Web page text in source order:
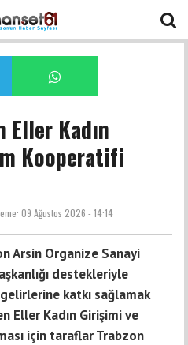
Eller Kadın
Kooperatifi
09 Ağustos 2026 - 14:14
Arsin Organize Sanayi
destekleriyle
katkı sağlamak
Eller Kadın Girişimi ve
için taraflar Trabzon